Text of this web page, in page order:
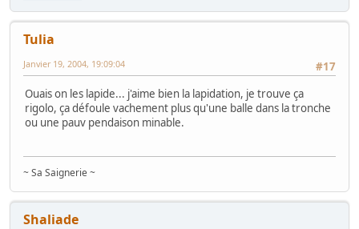
Tulia
#17
Janvier 19, 2004, 19:09:04
Ouais on les lapide... j'aime bien la lapidation, je trouve ça
rigolo, ça défoule vachement plus qu'une balle dans la tronche
ou une pauv pendaison minable.
~ Sa Saignerie ~
Shaliade